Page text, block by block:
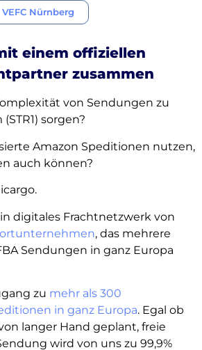
VEFC Nürnberg
einem offiziellen
zusammen
von Sendungen zu
sorgen?
Amazon Speditionen nutzen,
auch können?
digitales Frachtnetzwerk von
, das mehrere
Sendungen in ganz Europa
zu mehr als 300
in ganz Europa. Egal ob
langer Hand geplant, freie
wird von uns zu 99,9%